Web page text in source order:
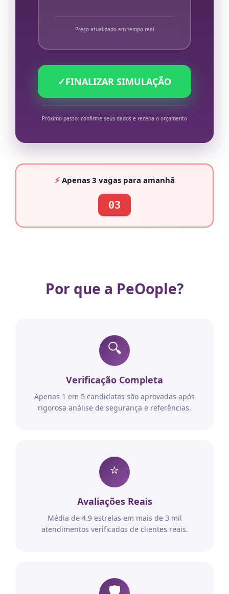
Preço atualizado em tempo real
✓FINALIZAR SIMULAÇÃO
Próximo passo: confirme seus dados e receba o orçamento
⚡Apenas 3 vagaspara amanhã
03
Por que a PeOople?
🔍
Verificação Completa
Apenas 1 em 5 candidatas são aprovadas após
rigorosa análise de segurança e referências.
⭐
Avaliações Reais
Média de 4.9 estrelas em mais de 3 mil
atendimentos verificados de clientes reais.